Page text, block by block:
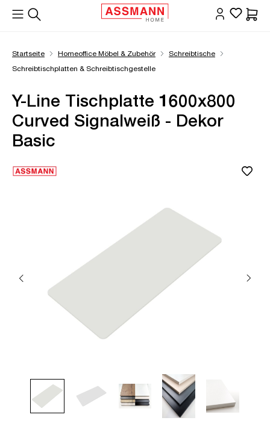
springen
Startseite Homeoffice Möbel & Zubehör
Schreibtische
Schreibtischplatten & Schreibtischgestelle
Y-Line Tischplatte 1600x800
Curved Signalweiß - Dekor
Basic